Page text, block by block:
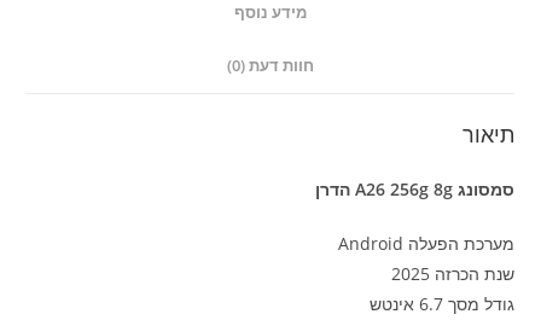
מידע נוסף
חוות דעת (0)
תיאור
סמסונג A26 256g 8g הדרן
מערכת הפעלה Android
שנת הכרזה 2025
גודל מסך 6.7 אינטש